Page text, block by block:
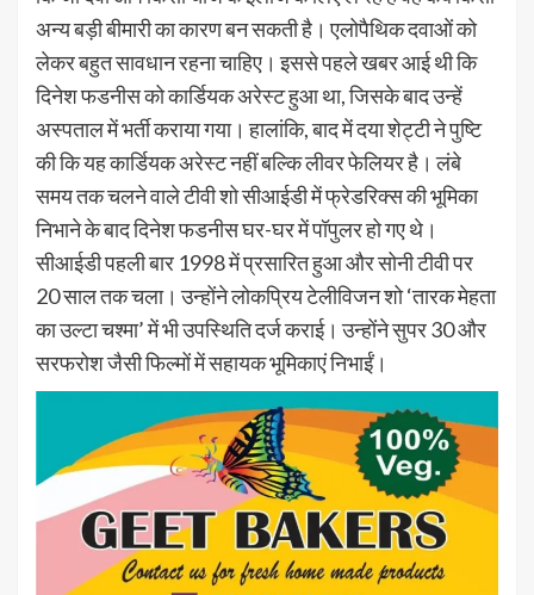
अन्य बड़ी बीमारी का कारण बन सकती है। एलोपैथिक दवाओं को
लेकर बहुत सावधान रहना चाहिए। इससे पहले खबर आई थी कि
दिनेश फडनीस को कार्डियक अरेस्ट हुआ था, जिसके बाद उन्हें
अस्पताल में भर्ती कराया गया। हालांकि, बाद में दया शेट्टी ने पुष्टि
की कि यह कार्डियक अरेस्ट नहीं बल्कि लीवर फेलियर है। लंबे
समय तक चलने वाले टीवी शो सीआईडी ​​में फ्रेडरिक्स की भूमिका
निभाने के बाद दिनेश फडनीस घर-घर में पॉपुलर हो गए थे।
सीआईडी पहली बार 1998 में प्रसारित हुआ और सोनी टीवी पर
20 साल तक चला। उन्होंने लोकप्रिय टेलीविजन शो ‘तारक मेहता
का उल्टा चश्मा’ में भी उपस्थिति दर्ज कराई। उन्होंने सुपर 30 और
सरफरोश जैसी फिल्मों में सहायक भूमिकाएं निभाईं।